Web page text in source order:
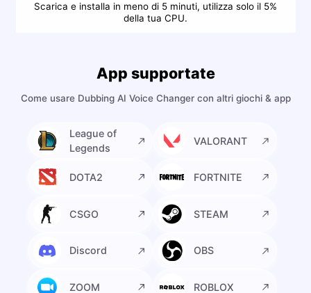
Scarica e installa in meno di 5 minuti, utilizza solo il 5%
della tua CPU.
App supportate
Come usare Dubbing AI Voice Changer con altri giochi & app
League of
Legends
VALORANT
DOTA2 FORTNITE
CSGO STEAM
Discord OBS
ZOOM ROBLOX